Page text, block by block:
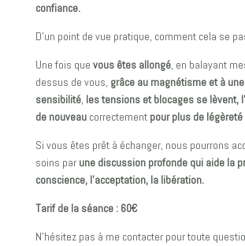
confiance.
D’un point de vue pratique, comment cela se
Une fois que vous êtes allongé, en balayant
dessus de vous, grâce au magnétisme et à
sensibilité, les tensions et blocages se lèvent,
de nouveaucorrectement pour plus de
Si vous êtes prêt à échanger, nous pourrons
soins parune discussion profonde qui aide la
conscience, l’acceptation, la libération.
Tarif de la séance : 60€
N’hésitez pas à me contacter pour toute